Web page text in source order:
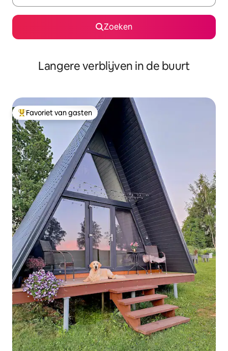
Zoeken
Langere verblijven in de buurt
Topfavoriet van gasten
Favoriet van gasten